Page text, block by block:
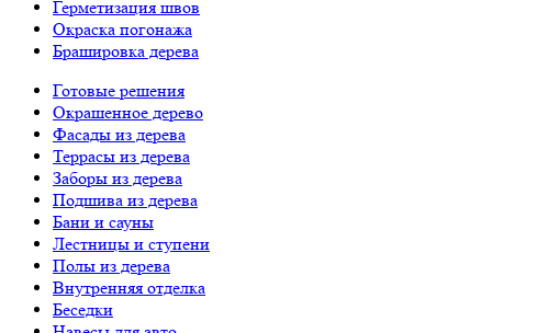
Герметизация швов
Окраска погонажа
Брашировка дерева
Готовые решения
Окрашенное дерево
Фасады из дерева
Террасы из дерева
Заборы из дерева
Подшива из дерева
Бани и сауны
Лестницы и ступени
Полы из дерева
Внутренняя отделка
Беседки